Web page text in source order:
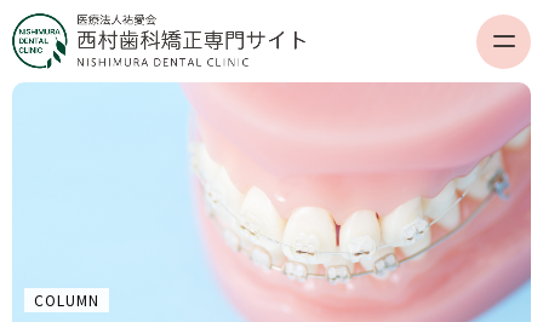
COLUMN